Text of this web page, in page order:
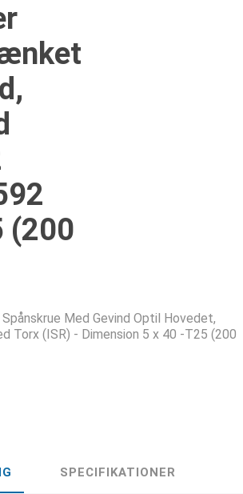
(200
Med Gevind Optil Hovedet,
Torx (ISR) - Dimension 5 x 40 -T25 (200
SPECIFIKATIONER